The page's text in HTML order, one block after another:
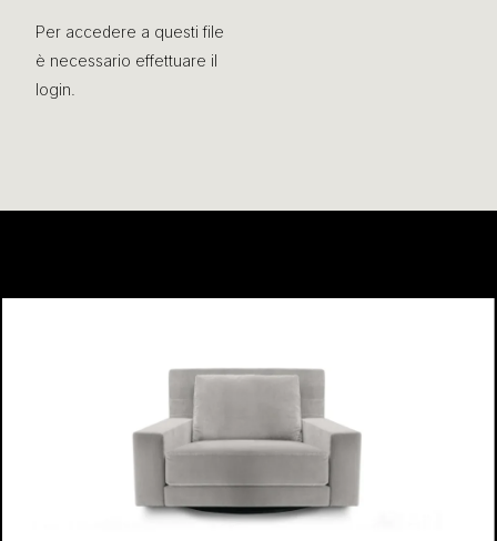
Per accedere a questi file
è necessario effettuare il
login.